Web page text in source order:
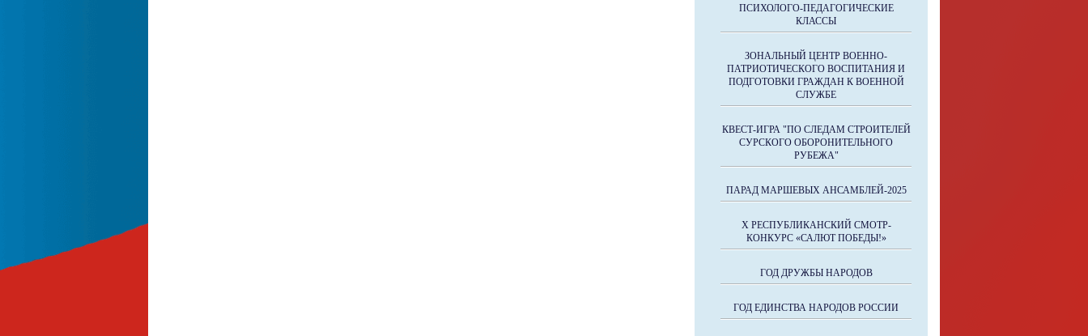
ПСИХОЛОГО-ПЕДАГОГИЧЕСКИЕ
КЛАССЫ
ЗОНАЛЬНЫЙ ЦЕНТР ВОЕННО-
ПАТРИОТИЧЕСКОГО ВОСПИТАНИЯ И
ПОДГОТОВКИ ГРАЖДАН К ВОЕННОЙ
СЛУЖБЕ
КВЕСТ-ИГРА "ПО СЛЕДАМ СТРОИТЕЛЕЙ
СУРСКОГО ОБОРОНИТЕЛЬНОГО
РУБЕЖА"
ПАРАД МАРШЕВЫХ АНСАМБЛЕЙ-2025
X РЕСПУБЛИКАНСКИЙ СМОТР-
КОНКУРС «САЛЮТ ПОБЕДЫ!»
ГОД ДРУЖБЫ НАРОДОВ
ГОД ЕДИНСТВА НАРОДОВ РОССИИ